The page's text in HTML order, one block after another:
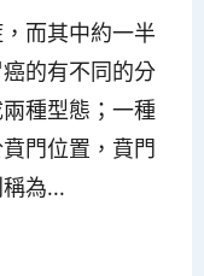
而其中約一半
的有不同的分
種型態；一種
門位置，賁門
為...